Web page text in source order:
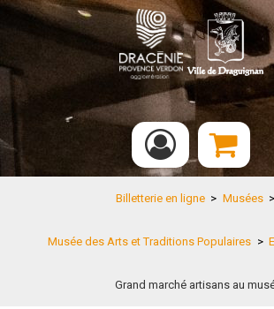
Billetterie en ligne > Musées >
Musée des Arts et Traditions Populaires >
Grand marché artisans au